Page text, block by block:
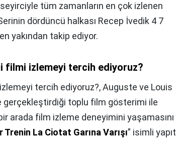
tüm zamanların en çok izlenen
dördüncü halkası Recep İvedik 4 7
yakından takip ediyor.
filmi izlemeyi tercih ediyoruz?
tercih ediyoruz?,Auguste ve Louis
gerçekleştirdiği toplu film gösterimi ile
arada film izleme deneyimini yaşamasını
Trenin La Ciotat Garına Varışı” isimli yapıt